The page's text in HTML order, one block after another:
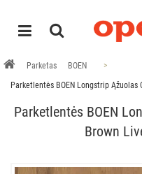
Parketas
BOEN
Parketlentės BOEN Longstrip
Parketlentės BOEN
Brown